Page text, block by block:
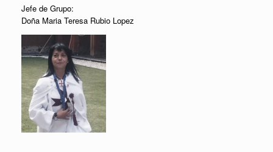
Jefe de Grupo:
Doña Maria Teresa Rubio Lopez